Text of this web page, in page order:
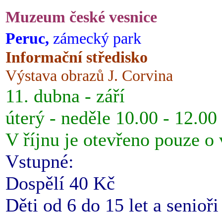
Muzeum české vesnice
Peruc, zámecký park
Informační středisko
Výstava obrazů J. Corvina
11. dubna - září
úterý - neděle 10.00 -
V říjnu je otevřeno pouze o
Vstupné:
Dospělí 40 Kč
Děti od 6 do 15 let a